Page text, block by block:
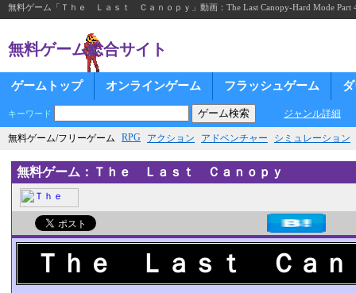
無料ゲーム「Ｔｈｅ Ｌａｓｔ Ｃａｎｏｐｙ」動画：The Last Canopy-Hard Mode Part
無料ゲーム総合サイト
ゲームトップ オンラインゲーム フラッシュゲーム
キーワード ジャンル詳細
無料ゲーム/フリーゲーム RPG アクション アドベンチャー シミュレーション
無料ゲーム：Ｔｈｅ Ｌａｓｔ Ｃａｎｏｐｙ
Ｔｈｅ Ｌａｓｔ Ｃａｎ